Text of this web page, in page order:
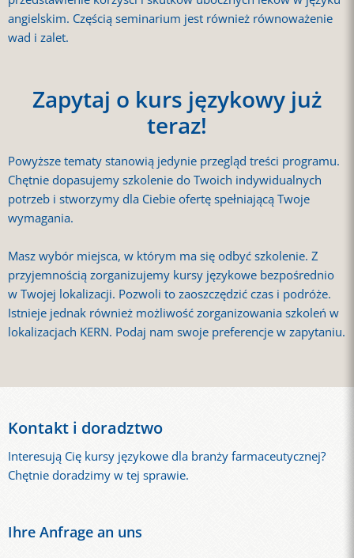
angielskim. Częścią seminarium jest również równoważenie
wad i zalet.
Zapytaj o kurs językowy już
teraz!
Powyższe tematy stanowią jedynie przegląd treści programu.
Chętnie dopasujemy szkolenie do Twoich indywidualnych
potrzeb i stworzymy dla Ciebie ofertę spełniającą Twoje
wymagania.
Masz wybór miejsca, w którym ma się odbyć szkolenie. Z
przyjemnością zorganizujemy kursy językowe bezpośrednio
w Twojej lokalizacji. Pozwoli to zaoszczędzić czas i podróże.
Istnieje jednak również możliwość zorganizowania szkoleń w
lokalizacjach KERN. Podaj nam swoje preferencje w zapytaniu.
Kontakt i doradztwo
Interesują Cię kursy językowe dla branży farmaceutycznej?
Chętnie doradzimy w tej sprawie.
Ihre Anfrage an uns